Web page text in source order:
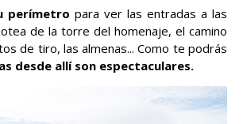
perímetro para ver las entradas a las
de la torre del homenaje, el camino
de tiro, las almenas... Como te podrás
desde allí son espectaculares.